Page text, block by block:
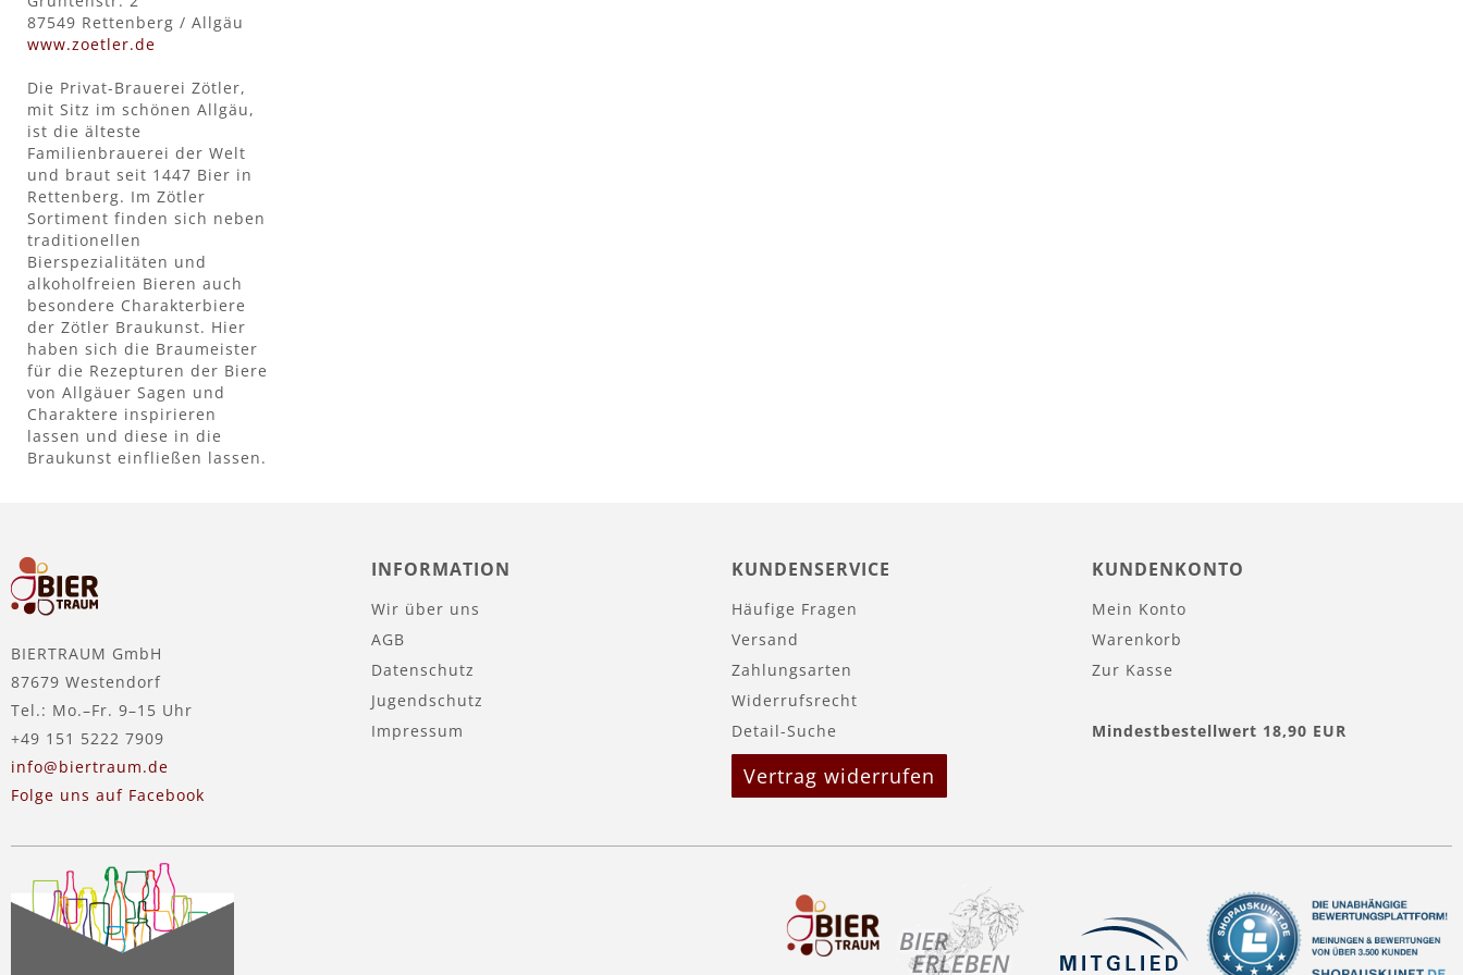
87549 Rettenberg / Allgäu
www.zoetler.de
Die Privat-Brauerei Zötler,
mit Sitz im schönen Allgäu,
ist die älteste
Familienbrauerei der Welt
und braut seit 1447 Bier in
Rettenberg. Im Zötler
Sortiment finden sich neben
traditionellen
Bierspezialitäten und
alkoholfreien Bieren auch
besondere Charakterbiere
der Zötler Braukunst. Hier
haben sich die Braumeister
für die Rezepturen der Biere
von Allgäuer Sagen und
Charaktere inspirieren
lassen und diese in die
Braukunst einfließen lassen.
BIERTRAUM GmbH
87679 Westendorf
Tel.: Mo.–Fr. 9–15 Uhr
+49 151 5222 7909
info@biertraum.de
Folge uns auf Facebook
INFORMATION
Wir über uns
AGB
Datenschutz
Jugendschutz
Impressum
KUNDENSERVICE
Häufige Fragen
Versand
Zahlungsarten
Widerrufsrecht
Detail-Suche
Vertrag widerrufen
KUNDENKONTO
Mein Konto
Warenkorb
Zur Kasse
Mindestbestellwert 18,90 EUR